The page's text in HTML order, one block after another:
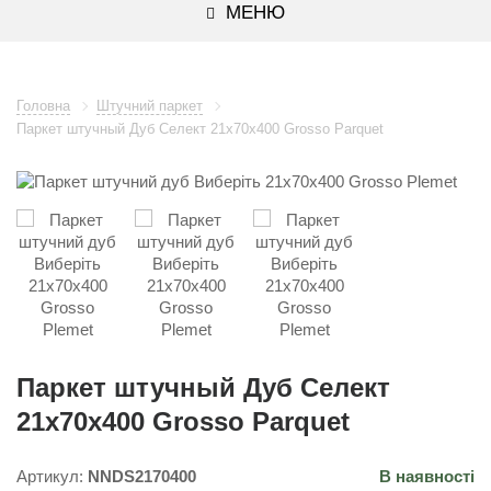
МЕНЮ
Головна
Штучний паркет
Паркет штучный Дуб Селект 21x70x400 Grosso Parquet
Паркет штучный Дуб Селект
21x70x400 Grosso Parquet
Артикул: NNDS2170400
В наявності